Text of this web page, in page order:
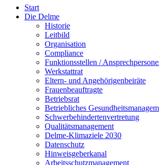
Start
Die Delme
Historie
Leitbild
Organisation
Compliance
Funktionsstellen /
Werkstattrat
Eltern- und Angehörigenbeiräte
Frauenbeauftragte
Betriebsrat
Betriebliches
Schwerbehindertenvertretung
Qualitätsmanagement
Delme-Klimaziele 2030
Datenschutz
Hinweisgeberkanal
Arbeitsschutzmanagement